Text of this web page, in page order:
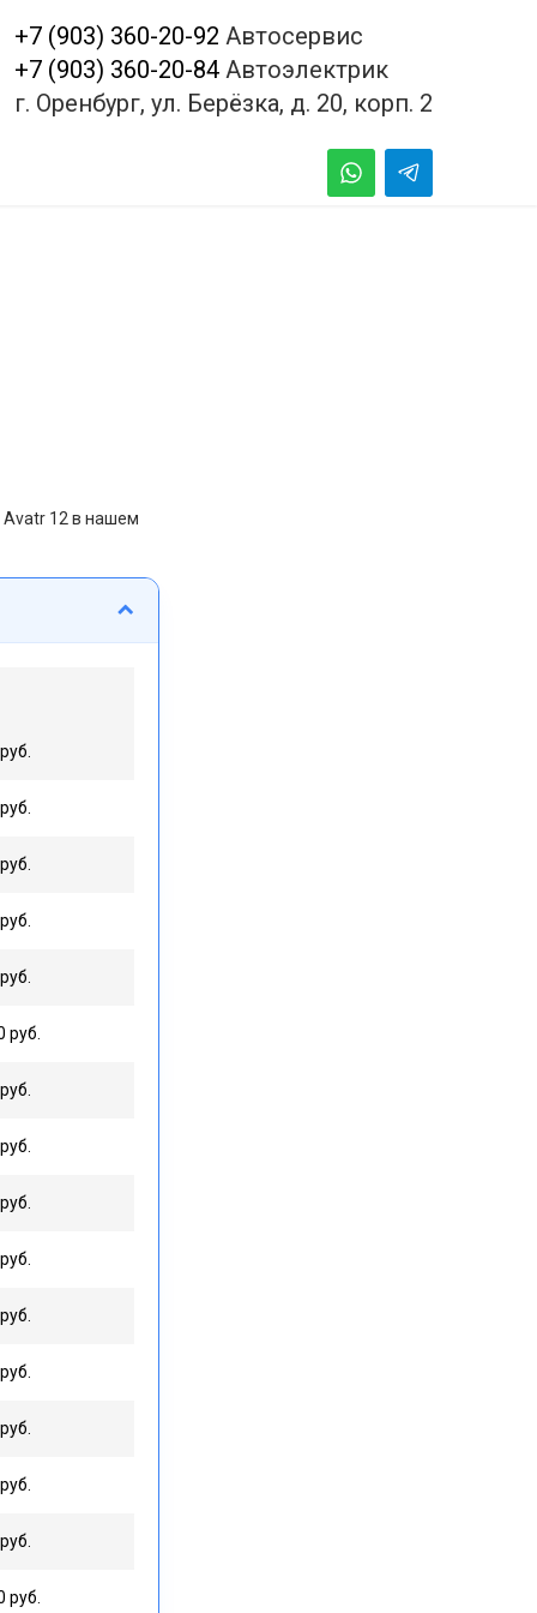
+7 (903) 360-20-92 Автосервис
+7 (903) 360-20-84 Автоэлектрик
г. Оренбург, ул. Берёзка, д. 20, корп. 2
12 в нашем
руб.
руб.